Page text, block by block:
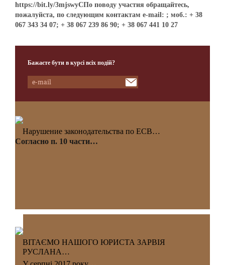
https://bit.ly/3mjswyCПо поводу участия обращайтесь,
пожалуйста, по следующим контактам e-mail: ; моб.: + 38
067 343 34 07; + 38 067 239 86 90; + 38 067 441 10 27
Бажаєте бути в курсі всіх подій?
Нарушение законодательства по ЕСВ…
Согласно п. 10 части…
ВІТАЄМО НАШОГО ЮРИСТА ЗАРВІЯ
РУСЛАНА…